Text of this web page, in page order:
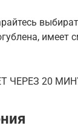
имеет
ЧЕРЕЗ 20